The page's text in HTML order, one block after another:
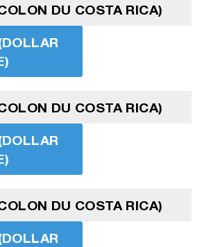
DU COSTA RICA)
DU COSTA RICA)
DU COSTA RICA)